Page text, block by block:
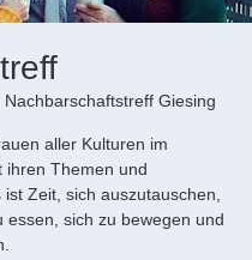
Nachbarschaftstreff Giesing
aller Kulturen im
ihren Themen und
Zeit, sich auszutauschen,
essen, sich zu bewegen und